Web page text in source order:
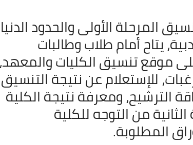
المرحلة الأولى والحدود الدنيا
يتاح أمام طلاب وطالبات
على موقع تنسيق الكليات والمعهد،
للإستعلام عن نتيجة التنسيق
الترشيح، ومعرفة نتيجة الكلية
من التوجه للكلية
المطلوبة.
29 أكتوبر 2021